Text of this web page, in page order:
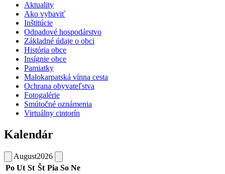
Aktuality
Ako vybaviť
Inštitúcie
Odpadové hospodárstvo
Základné údaje o obci
História obce
Insígnie obce
Pamiatky
Malokarpatská vínna cesta
Ochrana obyvateľstva
Fotogalérie
Smútočné oznámenia
Virtuálny cintorín
Kalendár
August2026
Po Ut St Št Pia So Ne